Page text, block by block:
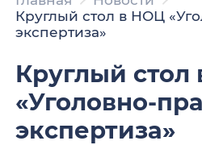
Круглый стол в НОЦ
экспертиза»
Круглый
«Уголовно-
экспертиза»